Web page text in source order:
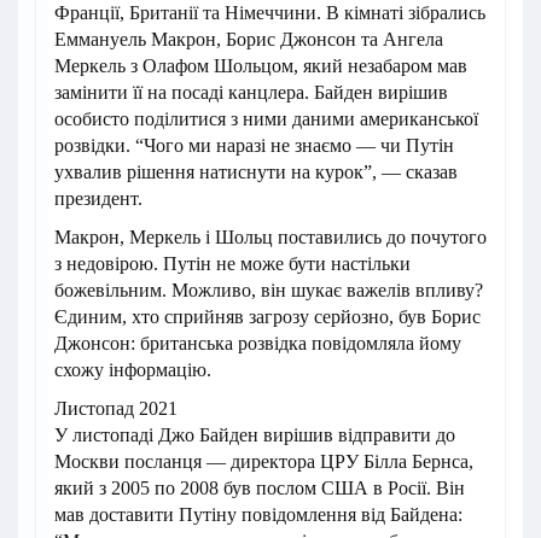
Франції, Британії та Німеччини. В кімнаті зібрались
Еммануель Макрон, Борис Джонсон та Ангела
Меркель з Олафом Шольцом, який незабаром мав
замінити її на посаді канцлера. Байден вирішив
особисто поділитися з ними даними американської
розвідки. “Чого ми наразі не знаємо — чи Путін
ухвалив рішення натиснути на курок”, — сказав
президент.
Макрон, Меркель і Шольц поставились до почутого
з недовірою. Путін не може бути настільки
божевільним. Можливо, він шукає важелів впливу?
Єдиним, хто сприйняв загрозу серйозно, був Борис
Джонсон: британська розвідка повідомляла йому
схожу інформацію.
Листопад 2021
У листопаді Джо Байден вирішив відправити до
Москви посланця — директора ЦРУ Білла Бернса,
який з 2005 по 2008 був послом США в Росії. Він
мав доставити Путіну повідомлення від Байдена: